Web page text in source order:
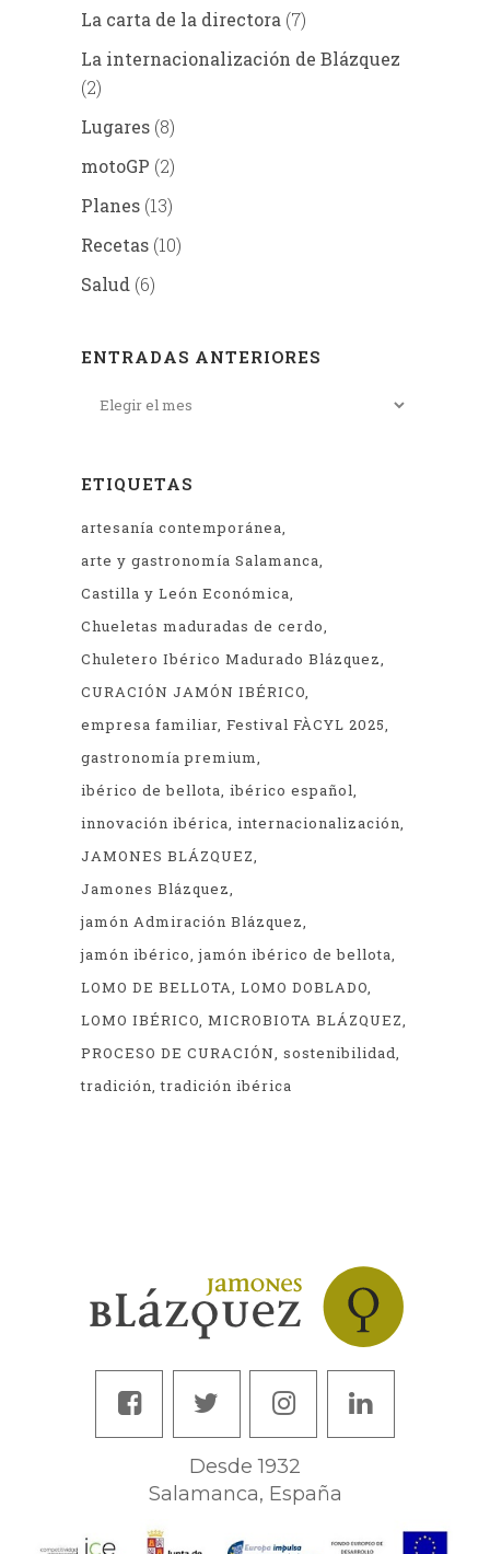
La carta de la directora (7)
La internacionalización de Blázquez
(2)
Lugares (8)
motoGP (2)
Planes (13)
Recetas (10)
Salud (6)
ENTRADAS ANTERIORES
ETIQUETAS
artesanía contemporánea
arte y gastronomía Salamanca
Castilla y León Económica
Chueletas maduradas de cerdo
Chuletero Ibérico Madurado Blázquez
CURACIÓN JAMÓN IBÉRICO
empresa familiar Festival FÀCYL 2025
gastronomía premium
ibérico de bellota ibérico español
innovación ibérica internacionalización
JAMONES BLÁZQUEZ
Jamones Blázquez
jamón Admiración Blázquez
jamón ibérico jamón ibérico de bellota
LOMO DE BELLOTA LOMO DOBLADO
LOMO IBÉRICO MICROBIOTA BLÁZQUEZ
PROCESO DE CURACIÓN sostenibilidad
tradición tradición ibérica
Desde 1932
Salamanca, España